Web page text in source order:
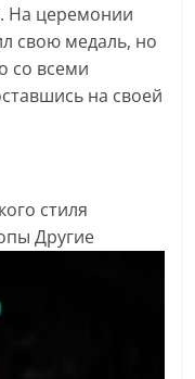
На церемонии
свою медаль, но
со всеми
на своей
стиля
Другие